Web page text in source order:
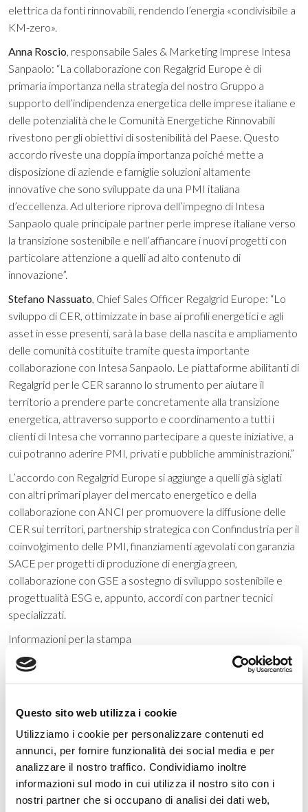
Questo sito web utilizza i cookie
Utilizziamo i cookie per personalizzare contenuti ed
annunci, per fornire funzionalità dei social media e per
analizzare il nostro traffico. Condividiamo inoltre
informazioni sul modo in cui utilizza il nostro sito con i
nostri partner che si occupano di analisi dei dati web,
elettrica da fonti rinnovabili, rendendo l’energia «condivisibile a
KM-zero».
Anna Roscio, responsabile Sales & Marketing Imprese Intesa
Sanpaolo: “La collaborazione con Regalgrid Europe è di
primaria importanza nella strategia del nostro Gruppo a
supporto dell’indipendenza energetica delle imprese italiane e
delle potenzialità che le Comunità Energetiche Rinnovabili
rivestono per gli obiettivi di sostenibilità del Paese. Questo
accordo riveste una doppia importanza poiché mette a
disposizione di aziende e famiglie soluzioni altamente
innovative che sono sviluppate da una PMI italiana
d’eccellenza. Ad ulteriore riprova dell’impegno di Intesa
Sanpaolo quale principale partner perle imprese italiane verso
la transizione sostenibile e nell’affiancare i nuovi progetti con
particolare attenzione a quelli ad alto contenuto di
innovazione”.
Stefano Nassuato, Chief Sales Officer Regalgrid Europe: “Lo
sviluppo di CER, ottimizzate in base ai profili energetici e agli
asset in esse presenti, sarà la base della nascita e ampliamento
delle comunità costituite tramite questa importante
collaborazione con Intesa Sanpaolo. Le piattaforme abilitanti di
Regalgrid per le CER saranno lo strumento per aiutare il
territorio a prendere parte concretamente alla transizione
energetica, attraverso supporto e coordinamento a tutti i
clienti di Intesa che vorranno partecipare a queste iniziative, a
cui potranno aderire PMI, privati e pubbliche amministrazioni.”
L’accordo con Regalgrid Europe si aggiunge a quelli già siglati
con altri primari player del mercato energetico e della
collaborazione con ANCI per promuovere la diffusione delle
CER sui territori, partnership strategica con Confindustria per il
coinvolgimento delle PMI, finanziamenti agevolati con garanzia
SACE per progetti di produzione di energia green,
collaborazione con GSE a sostegno di sviluppo sostenibile e
progettualità ESG e, appunto, accordi con partner tecnici
specializzati.
Informazioni per la stampa
Intesa Sanpaolo
Rapporti con i Media – Banca dei Territori e Media Locali
Intesa Sanpaolo
Intesa Sanpaolo è il maggior gruppo bancario in Italia – punto di
riferimento di famiglie, imprese e dell’economia reale – con una
significativa presenza internazionale. Il business model
distintivo di Intesa Sanpaolo la rende leader a livello europeo
nel Wealth Management, Protection & Advisory e ne